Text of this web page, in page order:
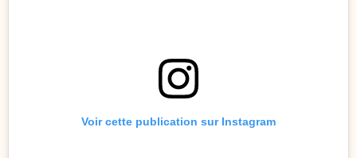
Voir cette publication sur Instagram